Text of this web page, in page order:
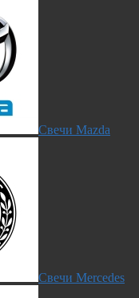
Свечи Mazda
Свечи Mercedes